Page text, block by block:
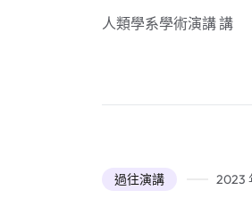
人類學系學術演講 講
過往演講 2023